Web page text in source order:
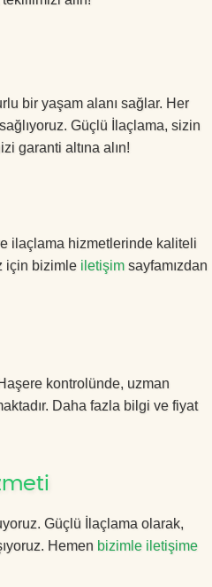
bir yaşam alanı sağlar. Her
Güçlü İlaçlama, sizin
garanti altına alın!
ilaçlama hizmetlerinde kaliteli
için bizimle iletişim sayfamızdan
kontrolünde, uzman
Daha fazla bilgi ve fiyat
Güçlü İlaçlama olarak,
Hemen bizimle iletişime